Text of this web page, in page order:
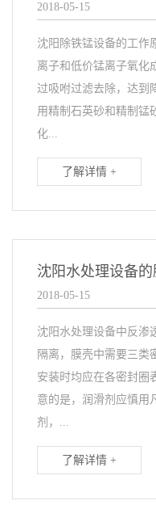
2018-05-15
沈阳除铁锰设备的工作
离子和低价锰离子氧化
过吸咐过滤去除，达到
用精制石英砂和精制锰
化...
了解详情 +
沈阳水处理设备
2018-05-15
沈阳水处理设备中反渗
隔离，膜壳中需要三类
安装时均应在各密封圈
意的是，润滑剂应慎用
剂，...
了解详情 +